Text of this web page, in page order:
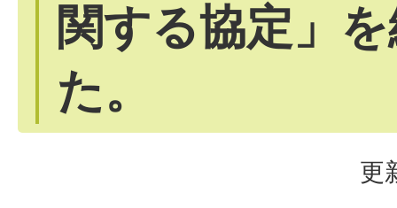
関する協定」
た。
更